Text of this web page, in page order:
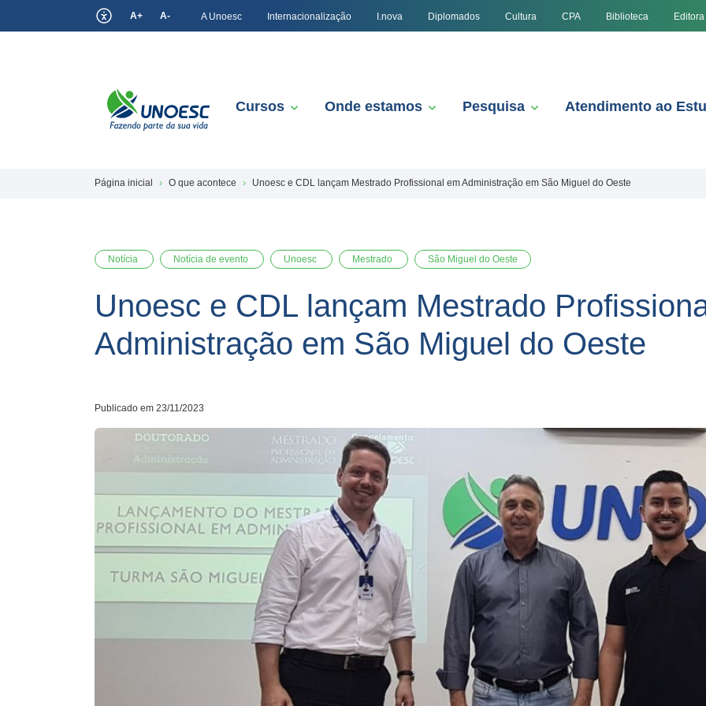
A+ A- A Unoesc Internacionalização I.nova Diplomados Cultura CPA Biblioteca Editora
Cursos Onde estamos Pesquisa Atendimento ao
Página inicial O que acontece Unoesc e CDL lançam Mestrado Profissional em Administração em São Miguel do Oeste
Notícia Notícia de evento Unoesc Mestrado São Miguel do Oeste
Unoesc e CDL lançam Mestrado
Administração em São Miguel do Oeste
Publicado em 23/11/2023